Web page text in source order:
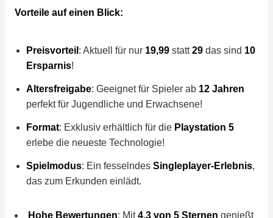
Vorteile auf einen Blick:
Preisvorteil : Aktuell für nur 19,99 statt29 das sind 10
Ersparnis!
Altersfreigabe: Geeignet für Spieler ab 12 Jahren
perfekt für Jugendliche und Erwachsene!
Format: Exklusiv erhältlich für die Playstation 5
erlebe die neueste Technologie!
Spielmodus: Ein fesselndesSingleplayer-Erlebnis,
das zum Erkunden einlädt.
Hohe Bewertungen: Mit4,3 von 5 Sternen genießt